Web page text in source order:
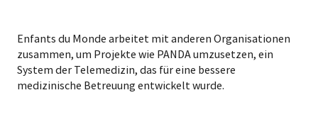
Enfants du Monde arbeitet mit anderen Organisationen
zusammen, um Projekte wie PANDA umzusetzen, ein
System der Telemedizin, das für eine bessere
medizinische Betreuung entwickelt wurde.